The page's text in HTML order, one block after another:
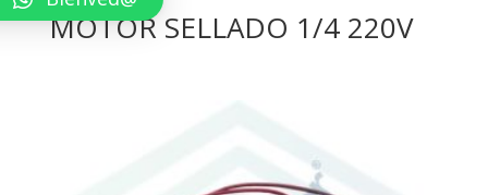
MOTOR SELLADO 1/4 220V